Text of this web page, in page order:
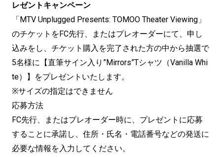
レゼントキャンペーン
「MTV Unplugged Presents: TOMOO Theater Viewing」
のチケットをFC先行、またはプレオーダーにて、申し
込みをし、チケット購入を完了された方の中から抽選で
5名様に【直筆サイン入り”Mirrors”Tシャツ（Vanilla Whi
te）】をプレゼントいたします。
※サイズの指定はできません
応募方法
FC先行、またはプレオーダー時に、プレゼントに応募
することに承諾し、住所・氏名・電話番号などの発送に
必要な情報を入力してください。